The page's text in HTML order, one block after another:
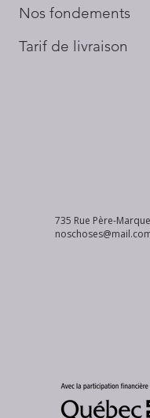
Nos fondements
Tarif de livraison
735 Rue Père-